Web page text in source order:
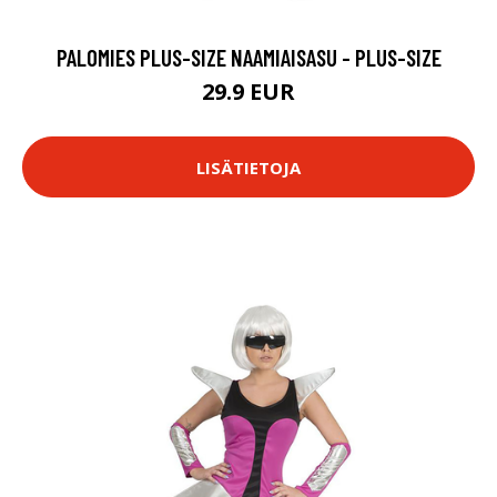
PALOMIES PLUS-SIZE NAAMIAISASU - PLUS-SIZE
29.9 EUR
LISÄTIETOJA